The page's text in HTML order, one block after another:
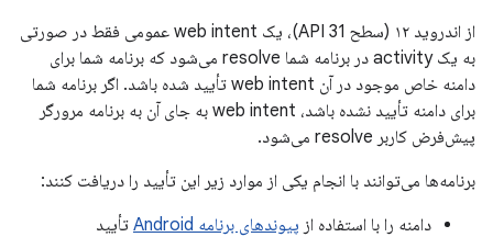
از اندروید ۱۲ (سطح API 31)، یک web intent عمومی فقط در صورتی
به یک activity در برنامه شما resolve می‌شود که برنامه شما برای
دامنه خاص موجود در آن web intent تأیید شده باشد. اگر برنامه شما
برای دامنه تأیید نشده باشد، web intent به جای آن به برنامه مرورگر
پیش‌فرض کاربر resolve می‌شود.
برنامه‌ها می‌توانند با انجام یکی از موارد زیر این تأیید را دریافت کنند:
دامنه را با استفاده از پیوندهای برنامه Android
تأیید